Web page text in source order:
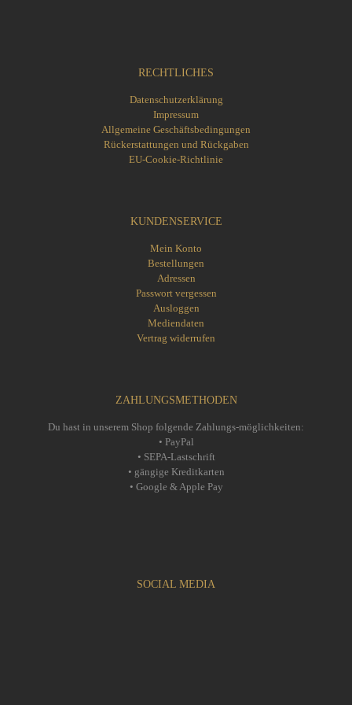
RECHTLICHES
Datenschutzerklärung
Impressum
Allgemeine Geschäftsbedingungen
Rückerstattungen und Rückgaben
EU-Cookie-Richtlinie
KUNDENSERVICE
Mein Konto
Bestellungen
Adressen
Passwort vergessen
Ausloggen
Mediendaten
Vertrag widerrufen
ZAHLUNGSMETHODEN
Du hast in unserem Shop folgende Zahlungs-möglichkeiten:
• PayPal
• SEPA-Lastschrift
• gängige Kreditkarten
• Google & Apple Pay
SOCIAL MEDIA